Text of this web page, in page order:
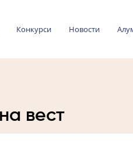
Конкурси Новости
вест